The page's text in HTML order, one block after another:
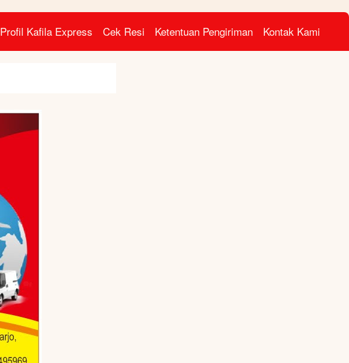
Profil Kafila Express Cek Resi Ketentuan Pengiriman Kontak Kami